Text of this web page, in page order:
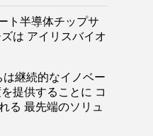
ト半導体チップサ
は アイリスバイオ
継続的なイノベー
提供することに コ
る 最先端のソリュ